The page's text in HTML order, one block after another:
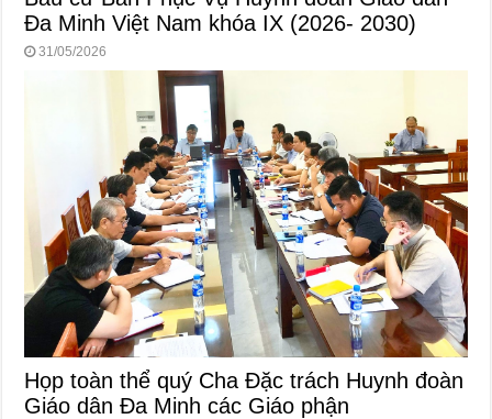
Đa Minh Việt Nam khóa IX (2026- 2030)
31/05/2026
Họp toàn thể quý Cha Đặc trách Huynh đoàn
Giáo dân Đa Minh các Giáo phận